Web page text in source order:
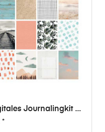
Journalingkit -
*